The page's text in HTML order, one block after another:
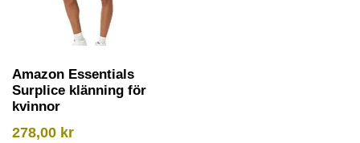
Amazon Essentials
Surplice klänning för
kvinnor
278,00 kr